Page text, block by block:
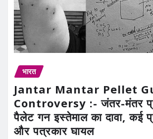
भारत
Jantar Mantar Pellet
Controversy :- जंतर-मंतर
पैलेट गन इस्तेमाल का दावा, कई
और पत्रकार घायल